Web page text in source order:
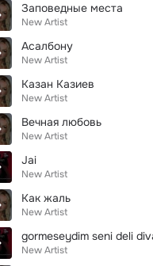
Заповедные места
New Artist
Асалбону
New Artist
Казан Казиев
New Artist
Вечная любовь
New Artist
Jai
New Artist
Как жаль
New Artist
gormeseydim seni deli
New Artist